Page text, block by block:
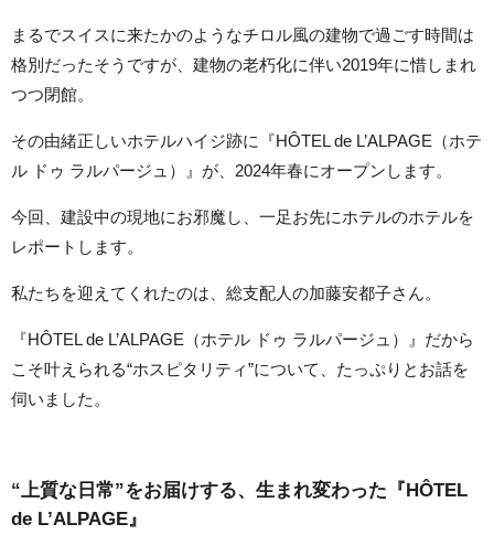
まるでスイスに来たかのようなチロル風の建物で過ごす時間は
格別だったそうですが、建物の老朽化に伴い2019年に惜しまれ
つつ閉館。
その由緒正しいホテルハイジ跡に『HÔTEL de L’ALPAGE（ホテ
ル ドゥ ラルパージュ）』が、2024年春にオープンします。
今回、建設中の現地にお邪魔し、一足お先にホテルのホテルを
レポートします。
私たちを迎えてくれたのは、総支配人の加藤安都子さん。
『HÔTEL de L’ALPAGE（ホテル ドゥ ラルパージュ）』だから
こそ叶えられる“ホスピタリティ”について、たっぷりとお話を
伺いました。
“上質な日常”をお届けする、生まれ変わった『HÔTEL
de L’ALPAGE』